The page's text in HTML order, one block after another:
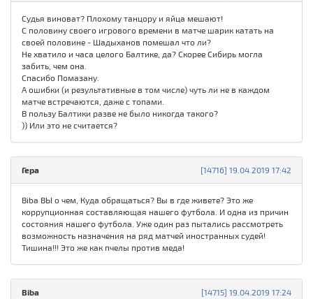
Судья виноват? Плохому танцору и яйца мешают!
С половину своего игрового времени в матче шарик катать на
своей половине - Шадыханов помешал что ли?
Не хватило и часа целого Балтике, да? Скорее Сибирь могла
забить, чем она.
Спасибо Помазану.
А ошибки (и результативные в том числе) чуть ли не в каждом
матче встречаются, даже с топами.
В пользу Балтики разве не было никогда такого?
)) Или это не считается?
[14716] 19.04.2019 17:42
Гера
Biba ВЫ о чем, Куда обращаться? Вы в где живете? Это же
коррупционная составляющая нашего футбола. И одна из причин
состояния нашего футбола. Уже один раз пытались рассмотреть
возможность назначения на ряд матчей иностранных судей!
Тишина!!! Это же как пчелы против меда!
[14715] 19.04.2019 17:24
Biba